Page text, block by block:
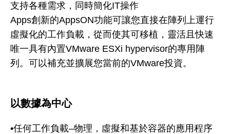
支持各種需求，同時簡化IT操作
Apps創新的AppsON功能可讓您直接在陣列上運行
虛擬化的工作負載，從而使其可移植，靈活且快速
唯一具有內置VMware ESXi hypervisor的專用陣
列。可以補充並擴展您當前的VMware投資。
以數據為中心
•任何工作負載–物理，虛擬和基於容器的應用程序